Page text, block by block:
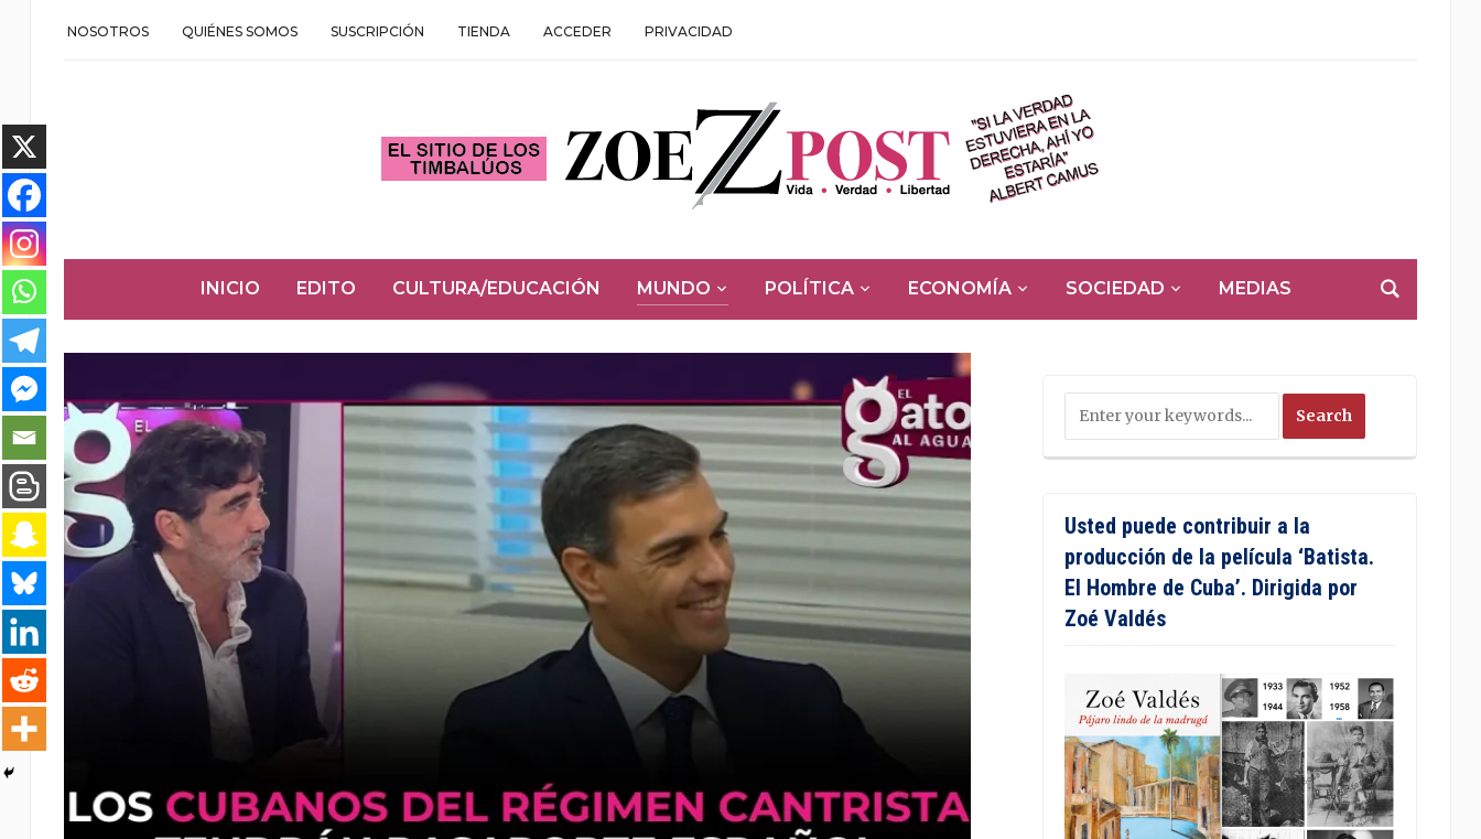
NOSOTROS QUIÉNES SOMOS SUSCRIPCIÓN TIENDA ACCEDER PRIVACIDAD
INICIO EDITO CULTURA/EDUCACIÓN MUNDO POLÍTICA ECONOMÍA SOCIEDAD MEDIAS
Usted puede contribuir a la
producción de la película ‘Batista.
El Hombre de Cuba’. Dirigida por
Zoé Valdés